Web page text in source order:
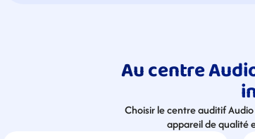
Au centre
Choisir le centre auditif
appareil de qualité